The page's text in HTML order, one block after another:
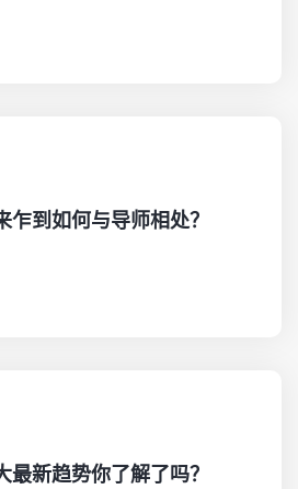
乍到如何与导师相处？
最新趋势你了解了吗？